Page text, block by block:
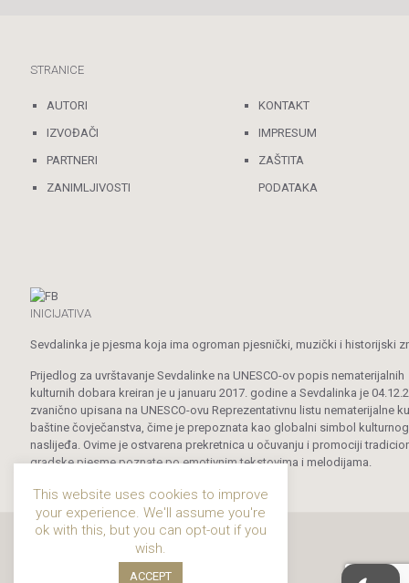
STRANICE
AUTORI
IZVOĐAČI
PARTNERI
ZANIMLJIVOSTI
KONTAKT
IMPRESUM
ZAŠTITA
PODATAKA
INICIJATIVA
Sevdalinka je pjesma koja ima ogroman pjesnički, muzički i historijski
Prijedlog za uvrštavanje Sevdalinke na UNESCO-ov popis nematerijalnih
kulturnih dobara kreiran je u januaru 2017. godine a Sevdalinka je
zvanično upisana na UNESCO-ovu Reprezentativnu listu nematerijalne
baštine čovječanstva, čime je prepoznata kao globalni simbol kulturnog
naslijeđa. Ovime je ostvarena prekretnica u očuvanju i promociji
gradske pjesme poznate po emotivnim tekstovima i melodijama.
This website uses cookies to improve
your experience. We'll assume you're
ok with this, but you can opt-out if you
wish.
ACCEPT